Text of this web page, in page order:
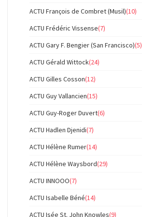
ACTU François de Combret (Musil)(10)
ACTU Frédéric Vissense(7)
ACTU Gary F. Bengier (San Francisco)(5)
ACTU Gérald Wittock(24)
ACTU Gilles Cosson(12)
ACTU Guy Vallancien(15)
ACTU Guy-Roger Duvert(6)
ACTU Hadlen Djenidi(7)
ACTU Hélène Rumer(14)
ACTU Hélène Waysbord(29)
ACTU INNOOO(7)
ACTU Isabelle Béné(14)
ACTU Isée St. John Knowles(9)